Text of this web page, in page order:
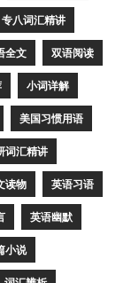
专八词汇精讲
全文 双语阅读
小词详解
美国习惯用语
词汇精讲
读物 英语习语
英语幽默
小说